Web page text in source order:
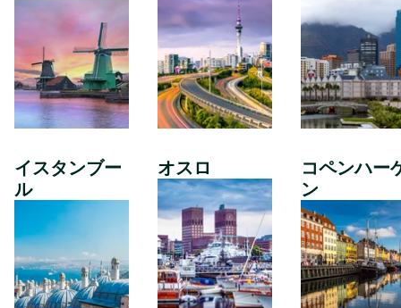
イスタンブー
ル
オスロ
コペンハー
ン